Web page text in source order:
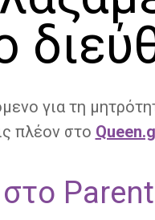
για τη
πλέον στο